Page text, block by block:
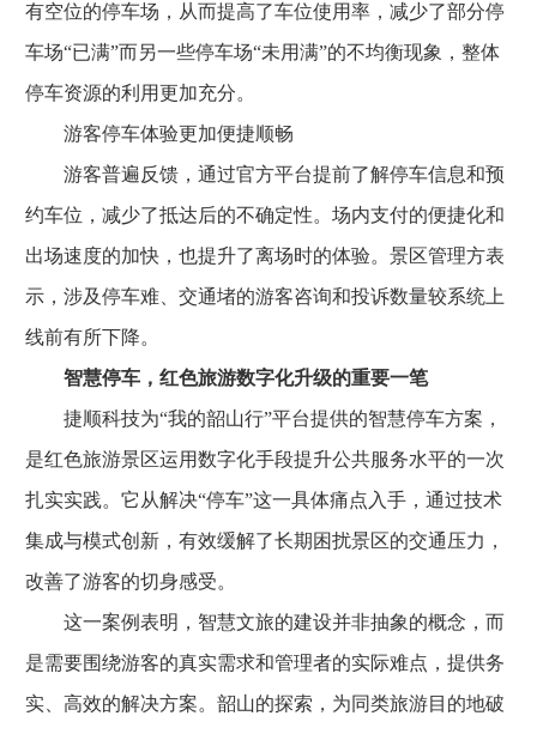
有空位的停车场，从而提高了车位使用率，减少了部分停
车场“已满”而另一些停车场“未用满”的不均衡现象，整体
停车资源的利用更加充分。
游客停车体验更加便捷顺畅
游客普遍反馈，通过官方平台提前了解停车信息和预
约车位，减少了抵达后的不确定性。场内支付的便捷化和
出场速度的加快，也提升了离场时的体验。景区管理方表
示，涉及停车难、交通堵的游客咨询和投诉数量较系统上
线前有所下降。
智慧停车，红色旅游数字化升级的重要一笔
捷顺科技为“我的韶山行”平台提供的智慧停车方案，
是红色旅游景区运用数字化手段提升公共服务水平的一次
扎实实践。它从解决“停车”这一具体痛点入手，通过技术
集成与模式创新，有效缓解了长期困扰景区的交通压力，
改善了游客的切身感受。
这一案例表明，智慧文旅的建设并非抽象的概念，而
是需要围绕游客的真实需求和管理者的实际难点，提供务
实、高效的解决方案。韶山的探索，为同类旅游目的地破